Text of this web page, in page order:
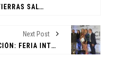
DEPREDADOR: TIERRAS SALVAJES - UNA NUEVA ERA PARA UNA SAGA LEGENDARIA
Next Post
CONSTELACIÓN: FERIA INTERNACIONAL DE ARTE EN MONTERREY REUNIÓ TALENTO, CULTURA Y ARTE